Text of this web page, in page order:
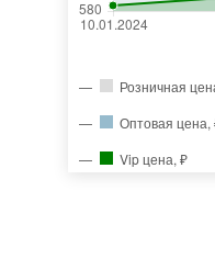
Розничная
Оптовая цена,
Vip цена, ₽